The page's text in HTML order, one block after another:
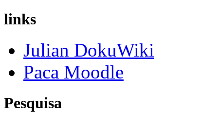
links
Julian DokuWiki
Paca Moodle
Pesquisa